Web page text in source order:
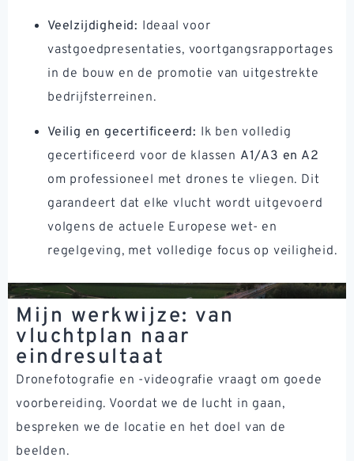
Veelzijdigheid: Ideaal voor
vastgoedpresentaties, voortgangsrapportages
in de bouw en de promotie van uitgestrekte
bedrijfsterreinen.
Veilig en gecertificeerd: Ik ben volledig
gecertificeerd voor de klassen A1/A3 en A2
om professioneel met drones te vliegen. Dit
garandeert dat elke vlucht wordt uitgevoerd
volgens de actuele Europese wet- en
regelgeving, met volledige focus op veiligheid.
Mijn werkwijze: van
vluchtplan naar
eindresultaat
Dronefotografie en -videografie vraagt om goede
voorbereiding. Voordat we de lucht in gaan,
bespreken we de locatie en het doel van de
beelden.